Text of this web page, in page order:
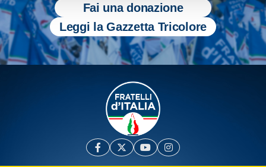
Fai una donazione
Leggi la Gazzetta Tricolore